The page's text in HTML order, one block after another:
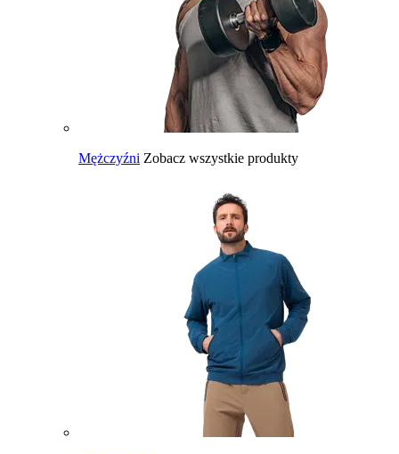
Mężczyźni Zobacz wszystkie produkty